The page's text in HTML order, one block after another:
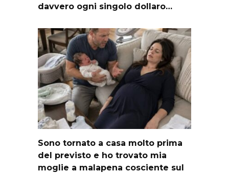
davvero ogni singolo dollaro…
Sono tornato a casa molto prima
del previsto e ho trovato mia
moglie a malapena cosciente sul